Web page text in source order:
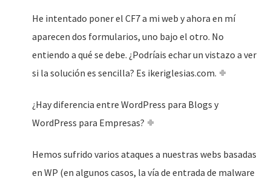
He intentado poner el CF7 a mi web y ahora en mí
aparecen dos formularios, uno bajo el otro. No
entiendo a qué se debe. ¿Podríais echar un vistazo a ver
si la solución es sencilla? Es ikeriglesias.com.
¿Hay diferencia entre WordPress para Blogs y
WordPress para Empresas?
Hemos sufrido varios ataques a nuestras webs basadas
en WP (en algunos casos, la vía de entrada de malware